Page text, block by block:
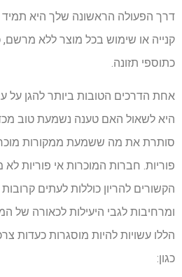
דרך הפעולה הראשונה שלך היא
קנייה או שימוש בכל מוצר ללא מרשם,
כתוספי תזונה.
אחת הדרכים הטובות ביותר להגן על
היא לשאול האם טענה נשמעת טוב
סותרת את מה ששמעת ממקורות
פוריות. חברות המוכרות אי פוריות לא
הקשורים להריון כוללות לעתים
ומרחיבות לגבי היעילות לכאורה של
הללו עשויות להיות מוסגרות כעדות
כגון: